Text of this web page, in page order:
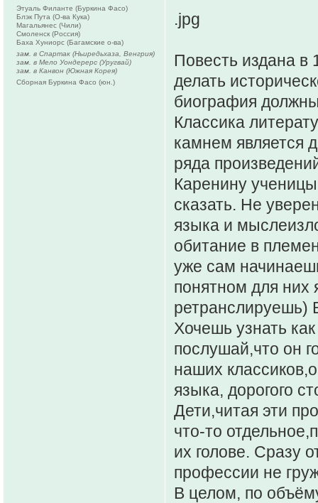
.jpg
Повесть издана в
делать
биография
Классика
камнем является
ряда
Каренину
сказать. Не
языка и
обитание в
уже сам
понятном для них
ретранслируешь)
Хочешь узнать
послушай,что он
наших
языка, дорогого
Дети,читая эти
что-то
их голове. Сразу
профессии не
В целом, по
Этуаль Филанте (Буркина Фасо)
Блэк Пута (О-ва Кука)
Магальянес (Чили)
Смоленск (Россия)
Баха Хуниорс (Багамские о-ва)
зам. в Спартак (Ньиредьхаза, Венгрия)
зам. в Мело Уондерерс (Уругвай)
зам. в Канвон (Южная Корея)
Сборная Буркина Фасо (юн.)